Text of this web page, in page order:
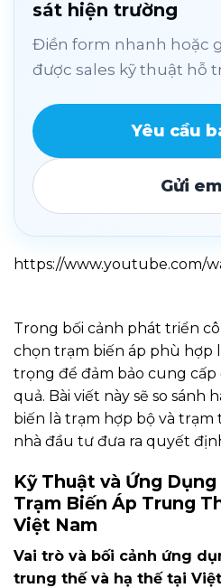
sát hiện trường
Điền form nhanh hoặc
được sales kỹ thuật hỗ
Yêu cầu
Gửi
https://www.youtube.com/
Trong bối cảnh phát triển
chọn trạm biến áp phù hợp
trọng để đảm bảo cung cấp
quả. Bài viết này sẽ so sánh
biến là trạm hợp bộ và
nhà đầu tư đưa ra quyết
Kỹ Thuật và Ứng
Trạm Biến Áp Trung
Việt Nam
Vai trò và bối cảnh ứng
trung thế và hạ thế tại